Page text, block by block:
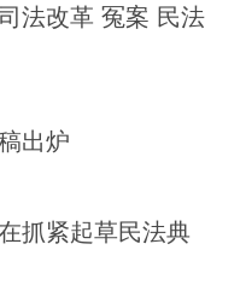
法改革 冤案 民法
出炉
抓紧起草民法典